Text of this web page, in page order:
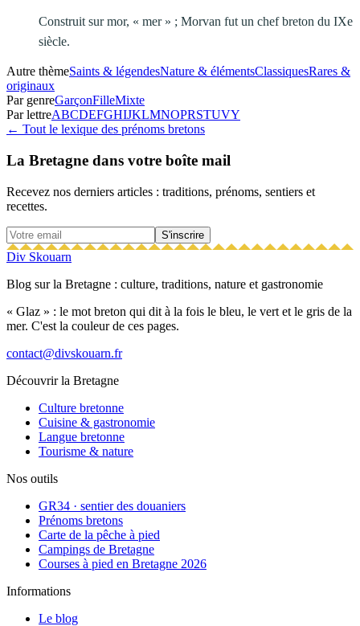
Construit sur mor, « mer » ; Morvan fut un chef breton du IXe
siècle.
Autre thèmeSaints & légendesNature & élémentsClassiquesRares &
originaux
Par genreGarçonFilleMixte
Par lettreABCDEFGHIJKLMNOPRSTUVY
← Tout le lexique des prénoms bretons
La Bretagne dans votre boîte mail
Recevez nos derniers articles : traditions, prénoms, sentiers et
recettes.
S'inscrire
Div Skouarn
Blog sur la Bretagne : culture, traditions, nature et gastronomie
« Glaz » : le mot breton qui dit à la fois le bleu, le vert et le gris de la
mer. C'est la couleur de ces pages.
contact@divskouarn.fr
Découvrir la Bretagne
Culture bretonne
Cuisine & gastronomie
Langue bretonne
Tourisme & nature
Nos outils
GR34 · sentier des douaniers
Prénoms bretons
Carte de la pêche à pied
Campings de Bretagne
Courses à pied en Bretagne 2026
Informations
Le blog